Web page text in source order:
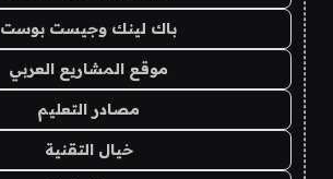
باك لينك وجيست بوست
موقع المشاريع العربي
مصادر التعليم
خيال التقنية